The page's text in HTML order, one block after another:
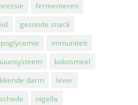
fermenteren
gezonde snack
immuniteit
kokosmeel
darm
lever
nigella